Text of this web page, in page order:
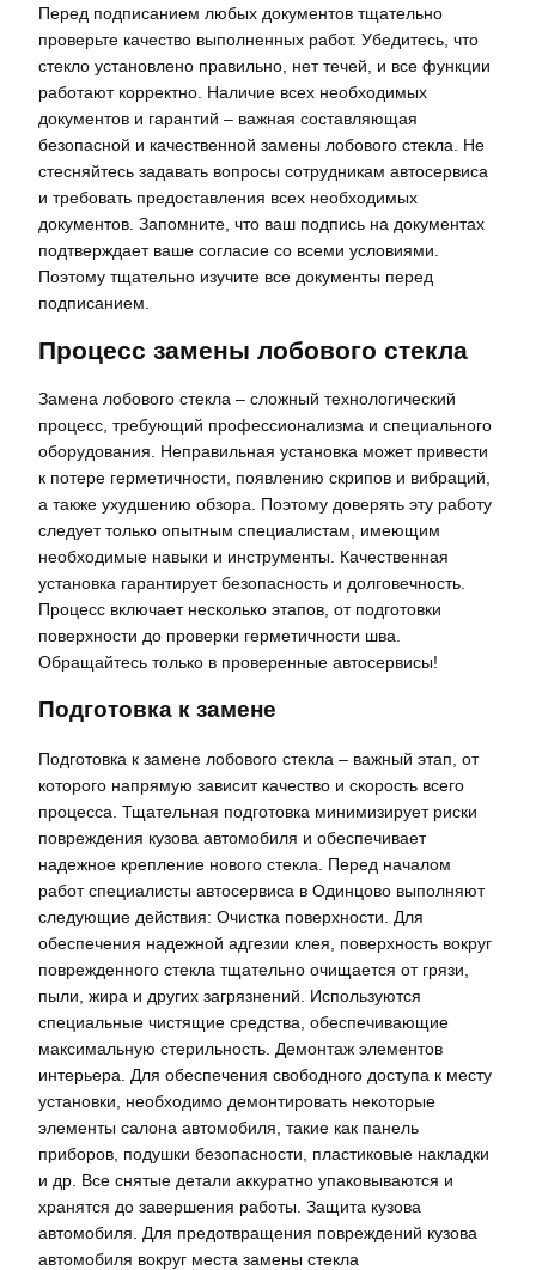
Перед подписанием любых документов тщательно
проверьте качество выполненных работ. Убедитесь, что
стекло установлено правильно, нет течей, и все функции
работают корректно. Наличие всех необходимых
документов и гарантий – важная составляющая
безопасной и качественной замены лобового стекла. Не
стесняйтесь задавать вопросы сотрудникам автосервиса
и требовать предоставления всех необходимых
документов. Запомните, что ваш подпись на документах
подтверждает ваше согласие со всеми условиями.
Поэтому тщательно изучите все документы перед
подписанием.
Процесс замены лобового стекла
Замена лобового стекла – сложный технологический
процесс, требующий профессионализма и специального
оборудования. Неправильная установка может привести
к потере герметичности, появлению скрипов и вибраций,
а также ухудшению обзора. Поэтому доверять эту работу
следует только опытным специалистам, имеющим
необходимые навыки и инструменты. Качественная
установка гарантирует безопасность и долговечность.
Процесс включает несколько этапов, от подготовки
поверхности до проверки герметичности шва.
Обращайтесь только в проверенные автосервисы!
Подготовка к замене
Подготовка к замене лобового стекла – важный этап, от
которого напрямую зависит качество и скорость всего
процесса. Тщательная подготовка минимизирует риски
повреждения кузова автомобиля и обеспечивает
надежное крепление нового стекла. Перед началом
работ специалисты автосервиса в Одинцово выполняют
следующие действия: Очистка поверхности. Для
обеспечения надежной адгезии клея, поверхность вокруг
поврежденного стекла тщательно очищается от грязи,
пыли, жира и других загрязнений. Используются
специальные чистящие средства, обеспечивающие
максимальную стерильность. Демонтаж элементов
интерьера. Для обеспечения свободного доступа к месту
установки, необходимо демонтировать некоторые
элементы салона автомобиля, такие как панель
приборов, подушки безопасности, пластиковые накладки
и др. Все снятые детали аккуратно упаковываются и
хранятся до завершения работы. Защита кузова
автомобиля. Для предотвращения повреждений кузова
автомобиля вокруг места замены стекла